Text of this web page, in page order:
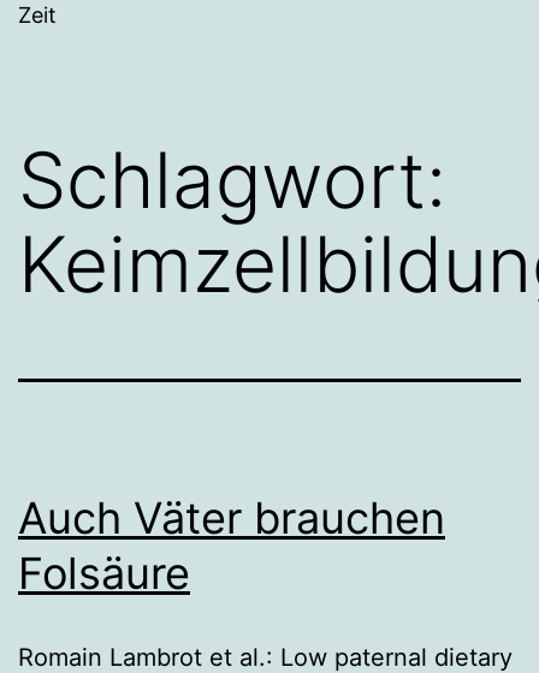
Zeit
Schlagwort:
Auch Väter brauchen
Folsäure
Romain Lambrot et al.: Low paternal dietary